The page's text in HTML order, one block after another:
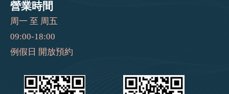
營業時間
周一 至 周五
09:00-18:00
例假日 開放預約